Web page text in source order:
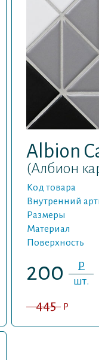
Albion
(Албион
Код товара
Внутренний
Размеры
Материал
Поверхность
200 P
шт.
445 P